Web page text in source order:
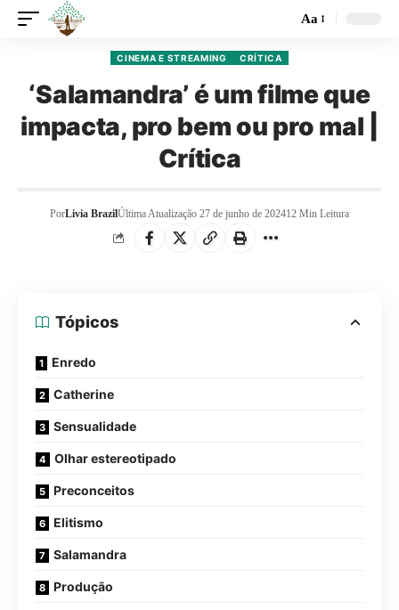
Aa
CINEMA E STREAMING CRÍTICA
‘Salamandra’ é um filme que
impacta, pro bem ou pro mal |
Crítica
PorLivia BrazilÚltima Atualização 27 de junho de 202412 Min Leitura
Tópicos
Enredo
Catherine
Sensualidade
Olhar estereotipado
Preconceitos
Elitismo
Salamandra
Produção